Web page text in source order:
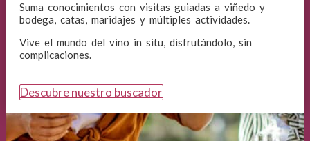
Suma conocimientos con visitas guiadas a viñedo y
bodega, catas, maridajes y múltiples actividades.
Vive el mundo del vino in situ, disfrutándolo, sin
complicaciones.
Descubre nuestro buscador